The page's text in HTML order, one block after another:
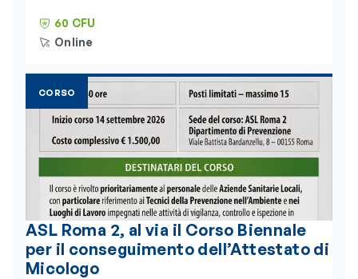
Humanitas
60 CFU
Online
CORSO
ASL Roma 2, al via il Corso Biennale
per il conseguimento dell’Attestato di
Micologo